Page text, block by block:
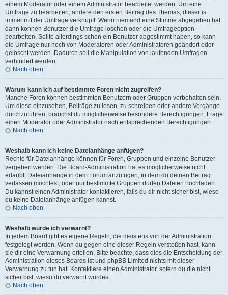
einem Moderator oder einem Administrator bearbeitet werden. Um eine
Umfrage zu bearbeiten, ändere den ersten Beitrag des Themas; dieser ist
immer mit der Umfrage verknüpft. Wenn niemand eine Stimme abgegeben hat,
dann können Benutzer die Umfrage löschen oder die Umfrageoption
bearbeiten. Sollte allerdings schon ein Benutzer abgestimmt haben, so kann
die Umfrage nur noch von Moderatoren oder Administratoren geändert oder
gelöscht werden. Dadurch soll die Manipulation von laufenden Umfragen
verhindert werden.
Nach oben
Warum kann ich auf bestimmte Foren nicht zugreifen?
Manche Foren können bestimmten Benutzern oder Gruppen vorbehalten sein.
Um diese einzusehen, Beiträge zu lesen, zu schreiben oder andere Vorgänge
durchzuführen, brauchst du möglicherweise besondere Berechtigungen. Frage
einen Moderator oder Administrator nach entsprechenden Berechtigungen.
Nach oben
Weshalb kann ich keine Dateianhänge anfügen?
Rechte für Dateianhänge können für Foren, Gruppen und einzelne Benutzer
vergeben werden. Die Board-Administration hat es möglicherweise nicht
erlaubt, Dateianhänge in dem Forum anzufügen, in dem du deinen Beitrag
verfassen möchtest, oder nur bestimmte Gruppen dürfen Dateien hochladen.
Du kannst einen Administrator kontaktieren, falls du dir nicht sicher bist, wieso
du keine Dateianhänge anfügen kannst.
Nach oben
Weshalb wurde ich verwarnt?
In jedem Board gibt es eigene Regeln, die meistens von der Administration
festgelegt werden. Wenn du gegen eine dieser Regeln verstoßen hast, kann
sie dir eine Verwarnung erteilen. Bitte beachte, dass dies die Entscheidung der
Administration dieses Boards ist und phpBB Limited nichts mit dieser
Verwarnung zu tun hat. Kontaktiere einen Administrator, sofern du die nicht
sicher bist, wieso du verwarnt wurdest.
Nach oben